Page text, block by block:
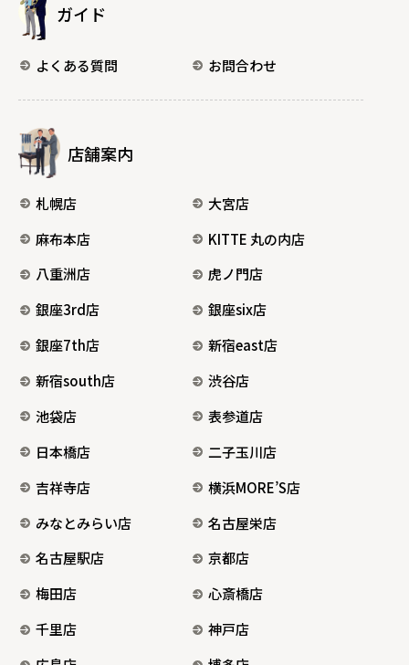
ガイド
よくある質問 お問合わせ
店舗案内
札幌店
大宮店
麻布本店
KITTE 丸の内店
八重洲店
虎ノ門店
銀座3rd店
銀座six店
銀座7th店
新宿east店
新宿south店
渋谷店
池袋店
表参道店
日本橋店
二子玉川店
吉祥寺店
横浜MORE’S店
みなとみらい店
名古屋栄店
名古屋駅店
京都店
梅田店
心斎橋店
千里店
神戸店